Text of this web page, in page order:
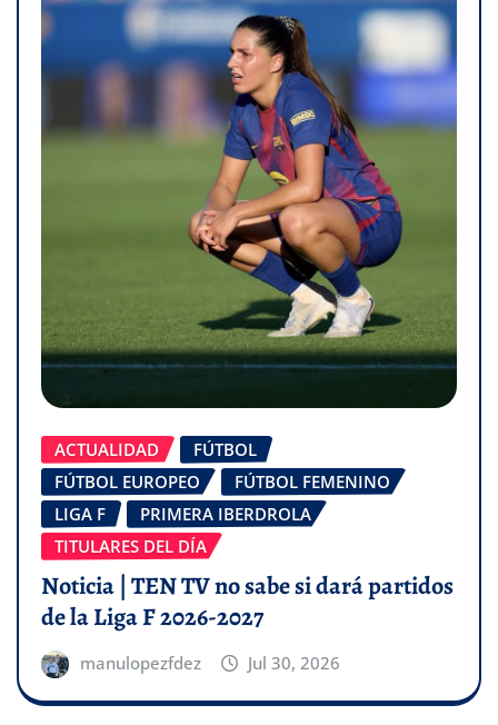
ACTUALIDAD
FÚTBOL
FÚTBOL EUROPEO
FÚTBOL FEMENINO
LIGA F
PRIMERA IBERDROLA
TITULARES DEL DÍA
Noticia | TEN TV no sabe si dará partidos
de la Liga F 2026-2027
manulopezfdez Jul 30, 2026